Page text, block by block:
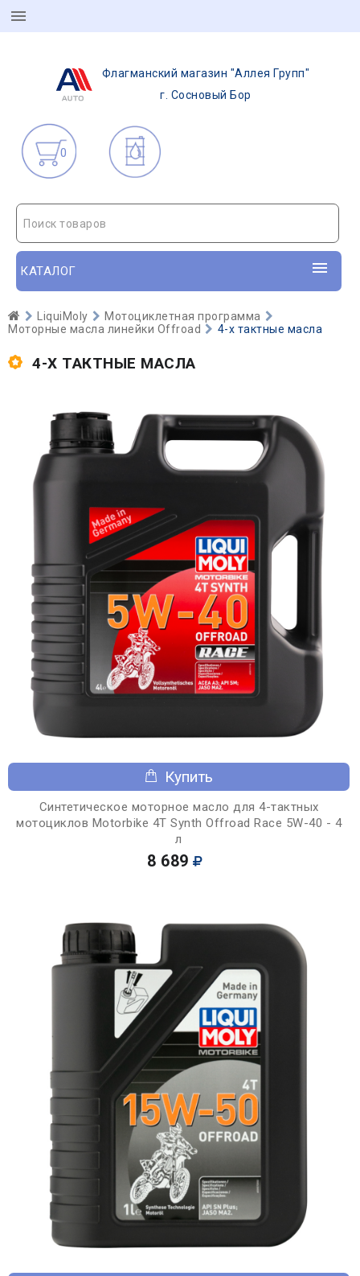
Флагманский магазин "Аллея Групп"
г. Сосновый Бор
0
Поиск товаров
КАТАЛОГ
LiquiMoly
Мотоциклетная программа
Моторные масла линейки Offroad
4-х тактные масла
4-Х ТАКТНЫЕ МАСЛА
Купить
Синтетическое моторное масло для 4-тактных
мотоциклов Motorbike 4T Synth Offroad Race 5W-40 - 4
л
8 689